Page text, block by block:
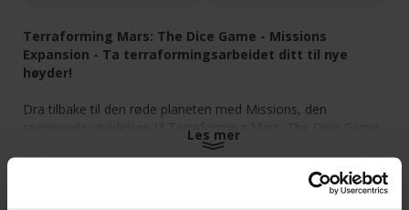
Terraforming Mars: The Dice Game - Missions
Expansion - Ta terraformingsarbeidet ditt til nye
høyder!
Dra tilbake til den røde planeten med Missions, den
spennende utvidelsen til Terraforming Mars: The Dice Game.
Dette tillegget gir nye strategiske lag med introduksjonen av
lilla innflytelsesterninger, mektige nye selskaper og et
dynamisk oppdragssystem som oppmuntrer til dypere
spillerinteraksjon. Hver eneste avgjørelse er viktigere enn
Les mer